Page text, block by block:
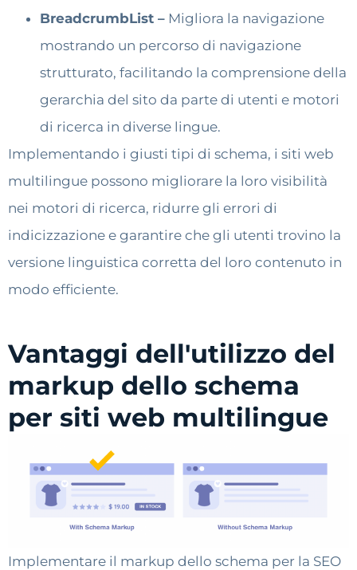
BreadcrumbList – Migliora la navigazione
mostrando un percorso di navigazione
strutturato, facilitando la comprensione della
gerarchia del sito da parte di utenti e motori
di ricerca in diverse lingue.
Implementando i giusti tipi di schema, i siti web
multilingue possono migliorare la loro visibilità
nei motori di ricerca, ridurre gli errori di
indicizzazione e garantire che gli utenti trovino la
versione linguistica corretta del loro contenuto in
modo efficiente.
Vantaggi dell'utilizzo del
markup dello schema
per siti web multilingue
Implementare il markup dello schema per la SEO